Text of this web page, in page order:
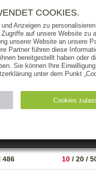
AUS DER REIHE
486 10 / 20 /
BOOKS
HANDEL FÜR
COOKIES.
Anzeigen zu
auf unsere Website zu
unserer Website an unsere
Partner führen diese
bereitgestellt haben oder
Sie können Ihre
unter dem Punkt
Cookies
der Benutzer-Session